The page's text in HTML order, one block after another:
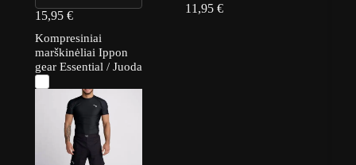
15,95€
11,95 €
Kompresiniai
marškinėliai Ippon
gear Essential / Juoda